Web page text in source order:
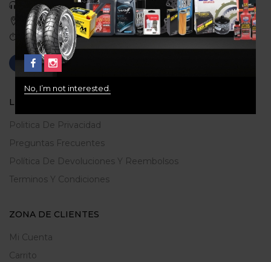
No, I’m not interested.
Celular: 3113422933
Medellin, Colombia
Correo: gerencia@ridershouse.co
LEGALES
Politica De Privacidad
Preguntas Frecuentes
Política De Devoluciones Y Reembolsos
Terminos Y Condiciones
ZONA DE CLIENTES
Mi Cuenta
Carrito